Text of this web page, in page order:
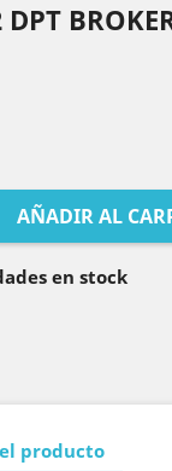
AÑADIR AL
en stock
producto